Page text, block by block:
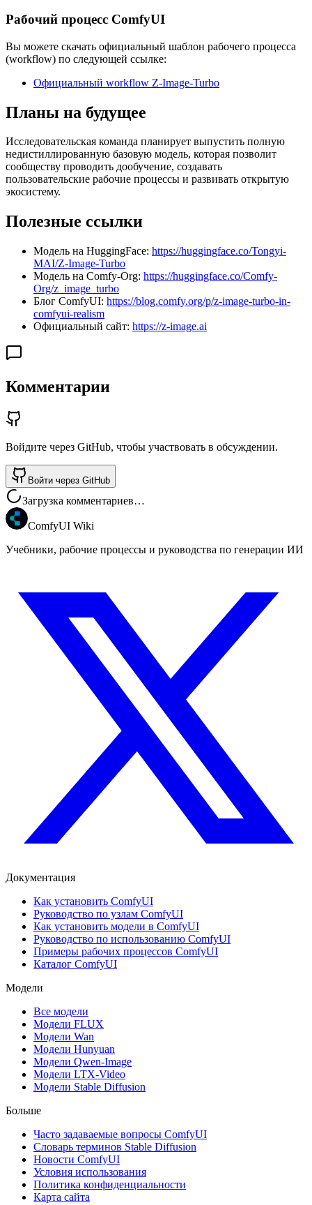
Рабочий процесс ComfyUI
Вы можете скачать официальный шаблон рабочего процесса
(workflow) по следующей ссылке:
Официальный workflow Z-Image-Turbo
Планы на будущее
Исследовательская команда планирует выпустить полную
недистиллированную базовую модель, которая позволит
сообществу проводить дообучение, создавать
пользовательские рабочие процессы и развивать открытую
экосистему.
Полезные ссылки
Модель на HuggingFace: https://huggingface.co/Tongyi-
MAI/Z-Image-Turbo
Модель на Comfy-Org: https://huggingface.co/Comfy-
Org/z_image_turbo
Блог ComfyUI: https://blog.comfy.org/p/z-image-turbo-in-
comfyui-realism
Официальный сайт: https://z-image.ai
Комментарии
Войдите через GitHub, чтобы участвовать в обсуждении.
Войти через GitHub
Загрузка комментариев…
ComfyUI Wiki
Учебники, рабочие процессы и руководства по генерации ИИ
Документация
Как установить ComfyUI
Руководство по узлам ComfyUI
Как установить модели в ComfyUI
Руководство по использованию ComfyUI
Примеры рабочих процессов ComfyUI
Каталог ComfyUI
Модели
Все модели
Модели FLUX
Модели Wan
Модели Hunyuan
Модели Qwen-Image
Модели LTX-Video
Модели Stable Diffusion
Больше
Часто задаваемые вопросы ComfyUI
Словарь терминов Stable Diffusion
Новости ComfyUI
Условия использования
Политика конфиденциальности
Карта сайта